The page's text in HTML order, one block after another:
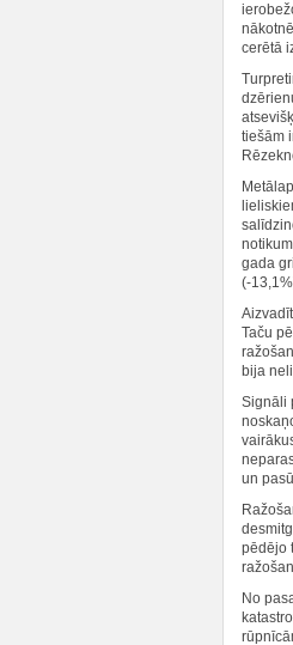
cerētā
tiešām
gada
(-
Taču
bija
Signāli
un
pēdējo
No